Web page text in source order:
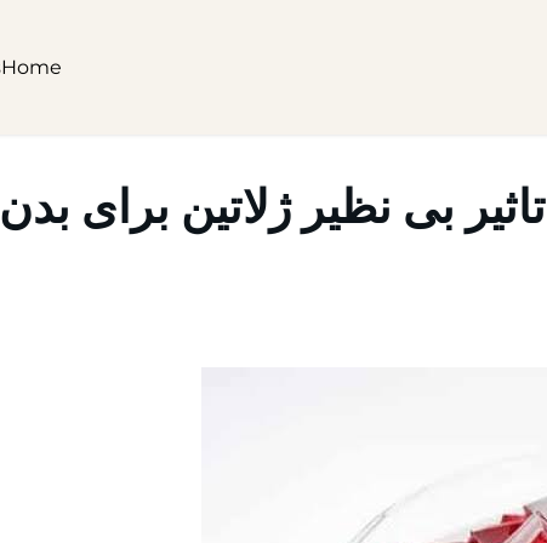
Home
تاثیر بی نظیر ژلاتین برای بدن